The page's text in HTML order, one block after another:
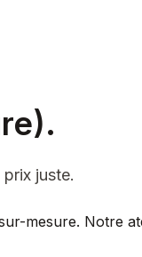
juste.
mesure. Notre